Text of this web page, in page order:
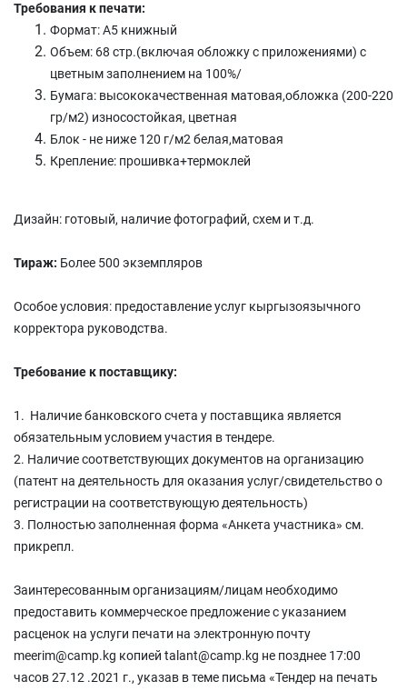
Требования к печати:
Формат: А5 книжный
Объем: 68 стр.(включая обложку с приложениями) с
цветным заполнением на 100%/
Бумага: высококачественная матовая,обложка (200-220
гр/м2) износостойкая, цветная
Блок - не ниже 120 г/м2 белая,матовая
Крепление: прошивка+термоклей
Дизайн: готовый, наличие фотографий, схем и т.д.
Тираж: Более 500 экземпляров
Особое условия: предоставление услуг кыргызоязычного
корректора руководства.
Требование к поставщику:
1. Наличие банковского счета у поставщика является
обязательным условием участия в тендере.
2. Наличие соответствующих документов на организацию
(патент на деятельность для оказания услуг/свидетельство о
регистрации на соответствующую деятельность)
3. Полностью заполненная форма «Анкета участника» см.
прикрепл.
Заинтересованным организациям/лицам необходимо
предоставить коммерческое предложение с указанием
расценок на услуги печати на электронную почту
meerim@camp.kg копией talant@camp.kg не позднее 17:00
часов 27.12 .2021 г., указав в теме письма «Тендер на печать